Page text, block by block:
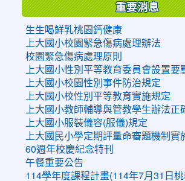
重要消息
生生喝鮮乳桃園鈣健康
上大國小校園緊急傷病處理辦法
校園緊急傷病處理原則
上大國小性別平等教育委員會設置要
上大國小校園性別事件防治規定
上大國小校性別平等教育實施規定
上大國小教師輔導與管教學生辦法正
上大國小服裝儀容(服儀)規定
上大國民小學定期評量命審題機制實
60週年校慶紀念特刊
午餐重要公告
114學年度課程計畫(114年7月31日